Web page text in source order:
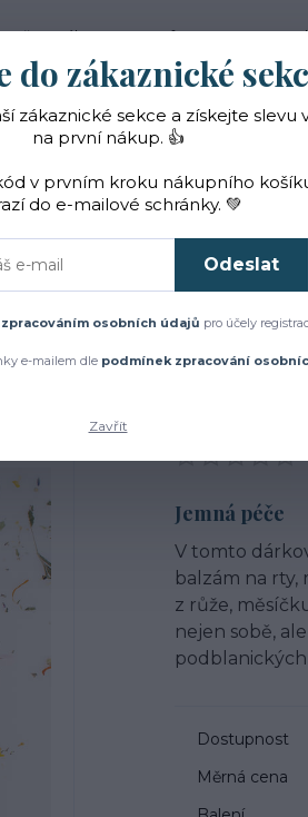
Vše o nákupu Reference
Hledat
balení Luxusní kosmetický balíček
Jemná péče
V tomto
balzám na
z růže,
nejen sobě,
Dostupnost
Měrná cena
do zákaznické
zákaznické sekce a získejte slevu
na první nákup. 👍
v prvním kroku nákupního
do e-mailové schránky. 💚
Odeslat
zpracováním osobních údajů pro účely
e-mailem dle podmínek zpracování
Zavřít